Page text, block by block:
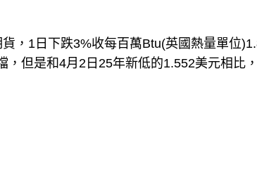
，1日下跌3%收每百萬Btu(英國熱量單位
，但是和4月2日25年新低的1.552美元相比